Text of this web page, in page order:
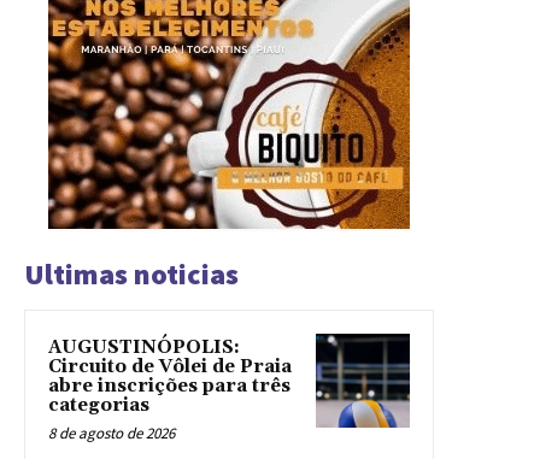
Ultimas noticias
AUGUSTINÓPOLIS:
Circuito de Vôlei de Praia
abre inscrições para três
categorias
8 de agosto de 2026